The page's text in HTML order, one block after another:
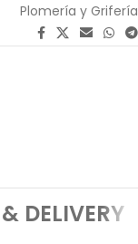
Plomería y Grifería
DELIVERY